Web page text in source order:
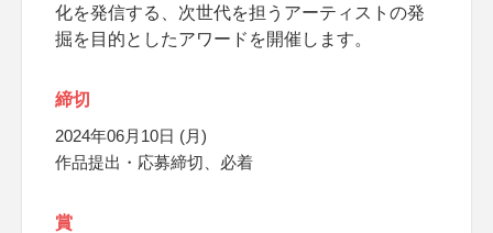
化を発信する、次世代を担うアーティストの発
掘を目的としたアワードを開催します。
締切
2024年06月10日 (月)
作品提出・応募締切、必着
賞